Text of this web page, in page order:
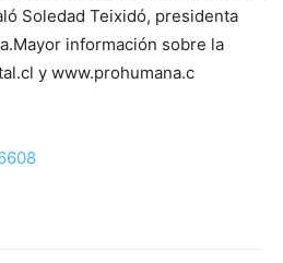
Soledad Teixidó, presidenta
información sobre la
y www.prohumana.c